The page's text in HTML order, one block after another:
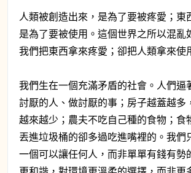
人類被創造出來，是為了要被疼愛；東
是為了要被使用。這個世界之所以混亂
我們把東西拿來疼愛；卻把人類拿來使
我們生在一個充滿矛盾的社會。人們逼
討厭的人、做討厭的事；房子越蓋越多
越來越少；農夫不吃自己種的食物；食
丟進垃圾桶的卻多過吃進嘴裡的。我們
一個可以讓任何人，而非單單有錢有勢